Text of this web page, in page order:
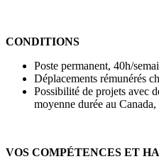
CONDITIONS
Poste permanent, 40h/
Déplacements rémunérés
Possibilité de projets avec
moyenne durée au
VOS COMPÉTENCES ET